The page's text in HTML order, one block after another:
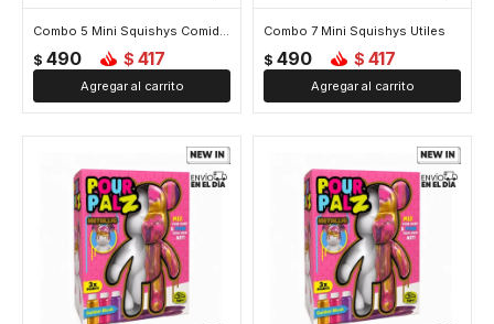
Combo 5 Mini Squishys Comida China
$ 490 $ 417
Combo 7 Mini Squishys Utiles
$ 490 $ 417